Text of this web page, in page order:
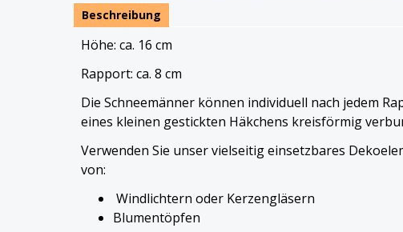
Beschreibung
Höhe: ca. 16 cm
Rapport: ca. 8 cm
Die Schneemänner können individuell nach jedem
eines kleinen gestickten Häkchens kreisförmig
Verwenden Sie unser vielseitig einsetzbares
von:
Windlichtern oder Kerzengläsern
Blumentöpfen